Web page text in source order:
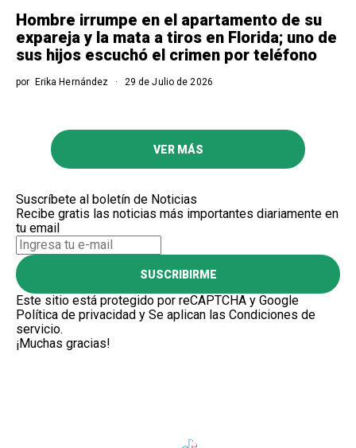
Hombre irrumpe en el apartamento de su
expareja y la mata a tiros en Florida; uno de
sus hijos escuchó el crimen por teléfono
por Erika Hernández 29 de Julio de 2026
VER MÁS
Suscríbete al boletín de Noticias
Recibe gratis las noticias más importantes diariamente en
tu email
SUSCRIBIRME
Este sitio está protegido por reCAPTCHA y Google
Política de privacidad y Se aplican las Condiciones de
servicio.
¡Muchas gracias!